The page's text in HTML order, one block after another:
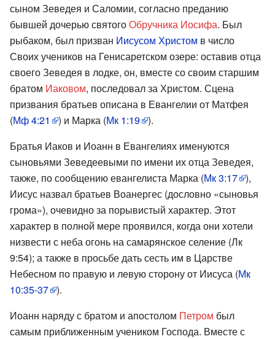
сыном Зеведея и Саломии, согласно преданию
бывшей дочерью святогоОбручника Иосифа. Был
рыбаком, был призван Иисусом Христом в число
Своих учеников на Генисаретском озере: оставив отца
своего Зеведея в лодке, он, вместе со своим старшим
братом Иаковом, последовал за Христом. Сцена
призвания братьев описана в Евангелии от Матфея
(Мф 4:21 ) и Марка (Мк 1:19 ).
Братья Иаков и Иоанн в Евангелиях именуются
сыновьями Зеведеевыми по имени их отца Зеведея,
также, по сообщению евангелиста Марка (Мк 3:17 ),
Иисус назвал братьев Воанергес (дословно «сыновья
грома»), очевидно за порывистый характер. Этот
характер в полной мере проявился, когда они хотели
низвести с неба огонь на самарянское селение (Лк
9:54); а также в просьбе дать сесть им в Царстве
Небесном по правую и левую сторону от Иисуса (Мк
10:35-37 ).
Иоанн наряду с братом и апостолом Петром был
самым приближенным учеником Господа. Вместе с